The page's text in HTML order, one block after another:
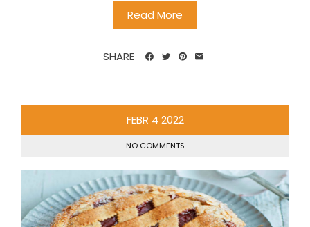
Read More
SHARE
FEBR 4 2022
NO COMMENTS